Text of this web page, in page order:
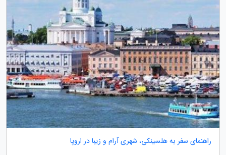
راهنمای سفر به هلسینکی، شهری آرام و زیبا در اروپا